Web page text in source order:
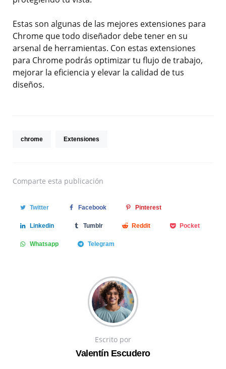
Estas son algunas de las mejores extensiones para
Chrome que todo diseñador debe tener en su
arsenal de herramientas. Con estas extensiones
para Chrome podrás optimizar tu flujo de trabajo,
mejorar la eficiencia y elevar la calidad de tus
diseños.
chrome Extensiones
Comparte esta publicación
Twitter Facebook Pinterest
Linkedin Tumblr Reddit Pocket
Whatsapp Telegram
Escrito por
Valentín Escudero